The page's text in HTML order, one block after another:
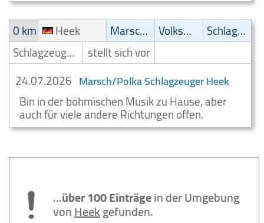
0 km
Heek Marsch/Polka Volksmusik
Schlager
Schlagzeuger/Drummer
stellt sich vor
24.07.2026 Marsch/Polka Schlagzeuger Heek
Bin in der böhmischen Musik zu Hause, aber
auch für viele andere Richtungen offen.
...über 100 Einträgein der Umgebung
vonHeekgefunden.